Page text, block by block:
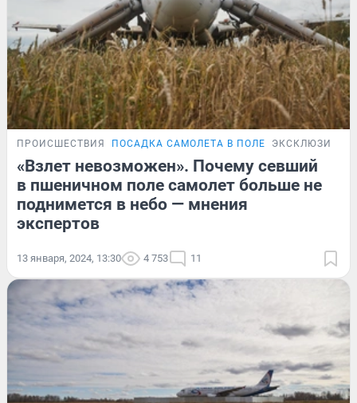
ПРОИСШЕСТВИЯ ПОСАДКА САМОЛЕТА В ПОЛЕ ЭКСКЛЮЗИВ
«Взлет невозможен». Почему севший
в пшеничном поле самолет больше не
поднимется в небо — мнения
экспертов
13 января, 2024, 13:30 4 753 11